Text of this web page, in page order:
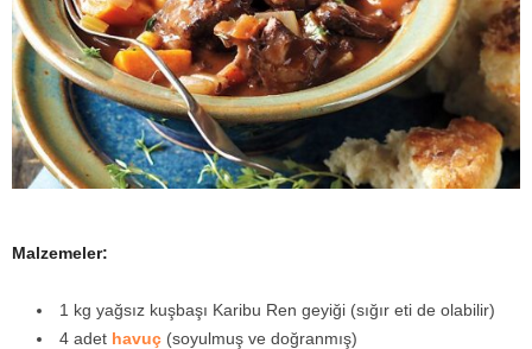
Malzemeler:
1 kg yağsız kuşbaşı Karibu Ren geyiği (sığır eti de olabilir)
4 adet havuç (soyulmuş ve doğranmış)